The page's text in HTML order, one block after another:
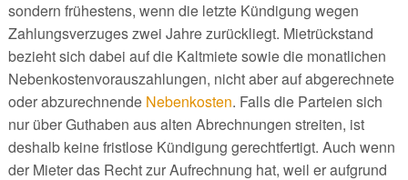
sondern frühestens, wenn die letzte Kündigung wegen
Zahlungsverzuges zwei Jahre zurückliegt. Mietrückstand
bezieht sich dabei auf die Kaltmiete sowie die monatlichen
Nebenkostenvorauszahlungen, nicht aber auf abgerechnete
oder abzurechnende Nebenkosten. Falls die Parteien sich
nur über Guthaben aus alten Abrechnungen streiten, ist
deshalb keine fristlose Kündigung gerechtfertigt. Auch wenn
der Mieter das Recht zur Aufrechnung hat, weil er aufgrund